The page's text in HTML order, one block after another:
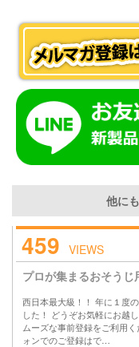
他に
459 VIEWS
プロが集まるおそう
西日本最大級！！ 年に１度
した！ どうぞお気軽にお越
ムーズな事前登録をご利用
ォンでのご登録はで…